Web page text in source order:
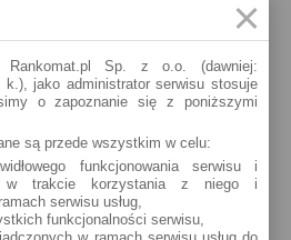
do 15 dni. Malo optymistyczna wersja
a pieniadze przepadly we
sytuacja trwala 2 minuty z efektem
a nalezy czekac do 15 dni?
w podobnych sytuacjach. Z
Rankomat.pl Sp. z o.o. (dawniej:
jako administrator serwisu stosuje
o zapoznanie się z poniższymi
są przede wszystkim w celu:
funkcjonowania serwisu i
w trakcie korzystania z niego i
serwisu usług,
funkcjonalności serwisu,